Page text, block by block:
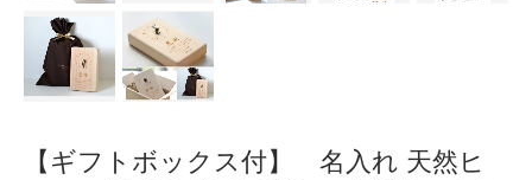
【ギフトボックス付】 名入れ 天然ヒ